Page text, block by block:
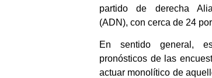
partido de derecha
(ADN), con cerca de 24
En sentido general,
pronósticos de las
actuar monolítico de